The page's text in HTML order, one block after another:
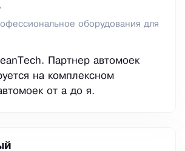
оборудования для
Партнер автомоек
на комплексном
от а до я.